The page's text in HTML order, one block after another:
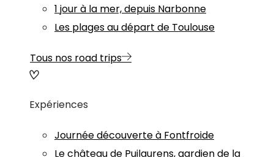
1 jour à la mer, depuis Narbonne
Les plages au départ de Toulouse
Tous nos road trips
Expériences
Journée découverte à Fontfroide
Le château de Puilaurens, gardien de la